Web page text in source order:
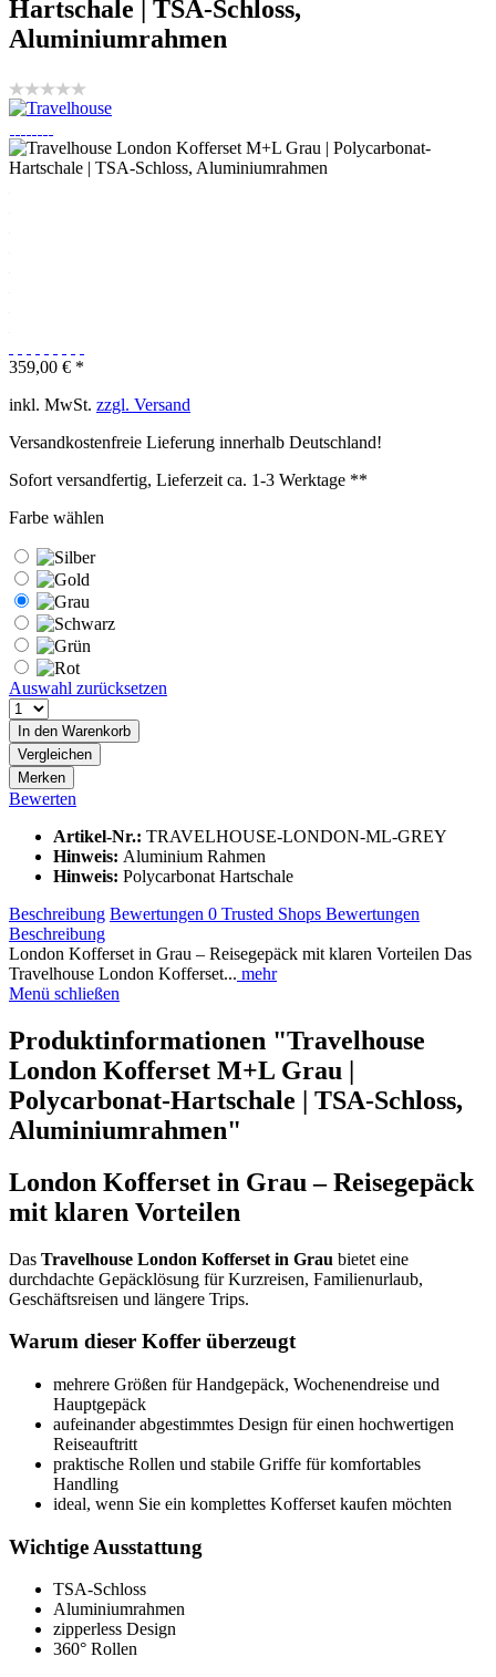
Hartschale | TSA-Schloss,
Aluminiumrahmen
359,00 € *
inkl. MwSt. zzgl. Versand
Versandkostenfreie Lieferung innerhalb Deutschland!
Sofort versandfertig, Lieferzeit ca. 1-3 Werktage **
Farbe wählen
Auswahl zurücksetzen
In den Warenkorb
Vergleichen
Merken
Bewerten
Artikel-Nr.: TRAVELHOUSE-LONDON-ML-GREY
Hinweis: Aluminium Rahmen
Hinweis: Polycarbonat Hartschale
Beschreibung Bewertungen 0 Trusted Shops Bewertungen
Beschreibung
London Kofferset in Grau – Reisegepäck mit klaren Vorteilen Das
Travelhouse London Kofferset... mehr
Menü schließen
Produktinformationen "Travelhouse
London Kofferset M+L Grau |
Polycarbonat-Hartschale | TSA-Schloss,
Aluminiumrahmen"
London Kofferset in Grau – Reisegepäck
mit klaren Vorteilen
Das Travelhouse London Kofferset in Grau bietet eine
durchdachte Gepäcklösung für Kurzreisen, Familienurlaub,
Geschäftsreisen und längere Trips.
Warum dieser Koffer überzeugt
mehrere Größen für Handgepäck, Wochenendreise und
Hauptgepäck
aufeinander abgestimmtes Design für einen hochwertigen
Reiseauftritt
praktische Rollen und stabile Griffe für komfortables
Handling
ideal, wenn Sie ein komplettes Kofferset kaufen möchten
Wichtige Ausstattung
TSA-Schloss
Aluminiumrahmen
zipperless Design
360° Rollen